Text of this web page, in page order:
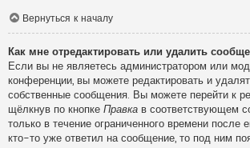
Вернуться к началу
Как мне отредактировать или удалить
Если вы не являетесь администратором или
конференции, вы можете редактировать и
собственные сообщения. Вы можете перейти к
щёлкнув по кнопке Правка в соответствующем
только в течение ограниченного времени после
кто-то уже ответил на сообщение, то под ним